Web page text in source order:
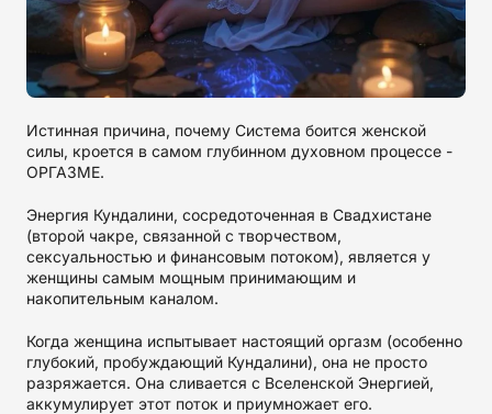
Истинная причина, почему Система боится женской
силы, кроется в самом глубинном духовном процессе -
ОРГАЗМЕ.
Энергия Кундалини, сосредоточенная в Свадхистане
(второй чакре, связанной с творчеством,
сексуальностью и финансовым потоком), является у
женщины самым мощным принимающим и
накопительным каналом.
Когда женщина испытывает настоящий оргазм (особенно
глубокий, пробуждающий Кундалини), она не просто
разряжается. Она сливается с Вселенской Энергией,
аккумулирует этот поток и приумножает его.